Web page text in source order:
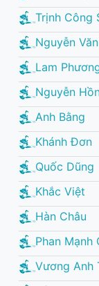
Trịnh Công
Nguyễn
Lam
Nguyễn
Anh Bằng
Khánh Đơn
Quốc Dũng
Khắc Việt
Hàn Châu
Phan Mạnh
Vương Anh